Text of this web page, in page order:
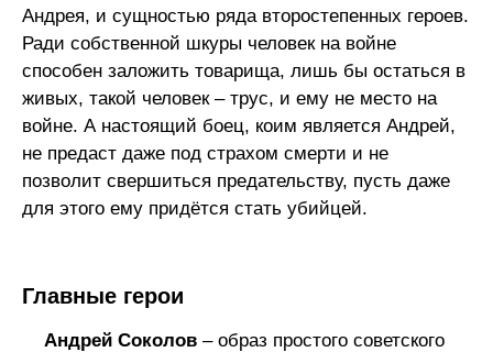
Андрея, и сущностью ряда второстепенных героев.
Ради собственной шкуры человек на войне
способен заложить товарища, лишь бы остаться в
живых, такой человек – трус, и ему не место на
войне. А настоящий боец, коим является Андрей,
не предаст даже под страхом смерти и не
позволит свершиться предательству, пусть даже
для этого ему придётся стать убийцей.
Главные герои
Андрей Соколов – образ простого советского